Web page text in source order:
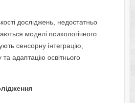
досліджень, недостатньо
моделі психологічного
сенсорну інтеграцію,
та адаптацію освітнього